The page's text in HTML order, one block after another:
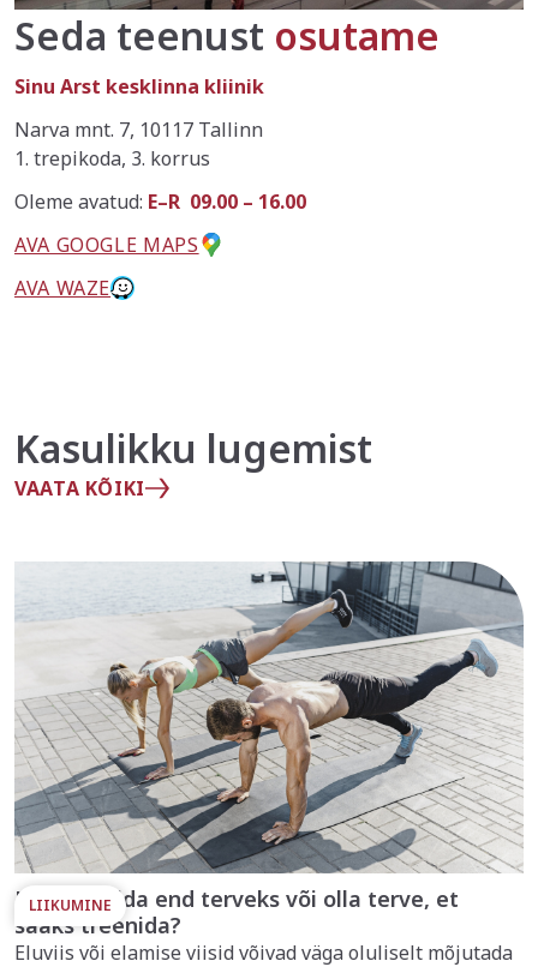
Seda teenust osutame
Sinu Arst kesklinna kliinik
Narva mnt. 7, 10117 Tallinn
1. trepikoda, 3. korrus
Oleme avatud: E–R 09.00 – 16.00
AVA GOOGLE MAPS
AVA WAZE
Kasulikku lugemist
VAATA KÕIKI
LIIKUMINE
Kas treenida end terveks või olla terve, et
saaks treenida?
Eluviis või elamise viisid võivad väga oluliselt mõjutada